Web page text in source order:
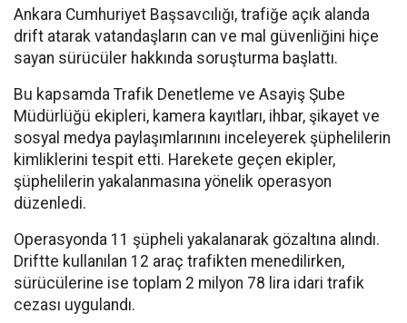
Ankara Cumhuriyet Başsavcılığı, trafiğe açık alanda
drift atarak vatandaşların can ve mal güvenliğini hiçe
sayan sürücüler hakkında soruşturma başlattı.
Bu kapsamda Trafik Denetleme ve Asayiş Şube
Müdürlüğü ekipleri, kamera kayıtları, ihbar, şikayet ve
sosyal medya paylaşımlarınını inceleyerek şüphelilerin
kimliklerini tespit etti. Harekete geçen ekipler,
şüphelilerin yakalanmasına yönelik operasyon
düzenledi.
Operasyonda 11 şüpheli yakalanarak gözaltına alındı.
Driftte kullanılan 12 araç trafikten menedilirken,
sürücülerine ise toplam 2 milyon 78 lira idari trafik
cezası uygulandı.